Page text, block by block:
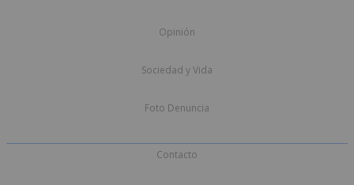
Opinión
Sociedad y Vida
Foto Denuncia
Contacto